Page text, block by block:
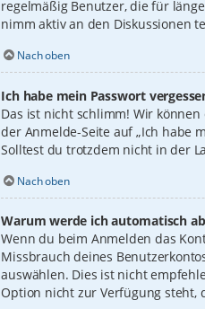
regelmäßig Benutzer, die für
nimm aktiv an den Diskussionen
Nach oben
Ich habe mein Passwort
Das ist nicht schlimm! Wir
der Anmelde-Seite auf „Ich habe
Solltest du trotzdem nicht in der
Nach oben
Warum werde ich automatisch
Wenn du beim Anmelden das
Missbrauch deines
auswählen. Dies ist nicht
Option nicht zur Verfügung steht,